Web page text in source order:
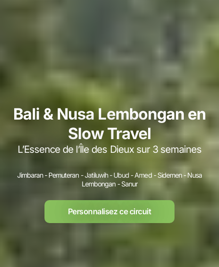
Bali & Nusa Lembongan en
Slow Travel
L’Essence de l’Île des Dieux sur 3 semaines
Jimbaran - Pemuteran - Jatiluwih - Ubud - Amed - Sidemen - Nusa
Lembongan - Sanur
Personnalisez ce circuit